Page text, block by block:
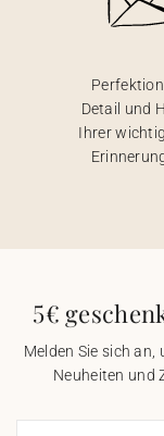
Detail und
Ihrer
5€
Melden Sie sich
Neuheiten und